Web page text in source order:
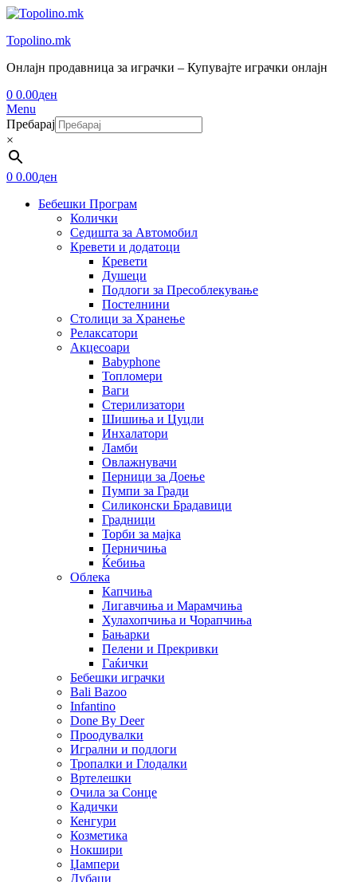
Topolino.mk
Онлајн продавница за играчки – Купувајте играчки онлајн
0 0.00ден
Menu
Пребарај
×
0 0.00ден
Бебешки Програм
Колички
Седишта за Автомобил
Кревети и додатоци
Кревети
Душеци
Подлоги за Пресоблекување
Постелнини
Столици за Хранење
Релаксатори
Акцесоари
Babyphone
Топломери
Ваги
Стерилизатори
Шишиња и Цуцли
Инхалатори
Ламби
Овлажнувачи
Перници за Доење
Пумпи за Гради
Силиконски Брадавици
Градници
Торби за мајка
Перничиња
Ќебиња
Облека
Капчиња
Лигавчиња и Марамчиња
Хулахопчиња и Чорапчиња
Бањарки
Пелени и Прекривки
Гаќички
Бебешки играчки
Bali Bazoo
Infantino
Done By Deer
Проодувалки
Игрални и подлоги
Тропалки и Глодалки
Вртелешки
Очила за Сонце
Кадички
Кенгури
Козметика
Нокшири
Џампери
Дубаци